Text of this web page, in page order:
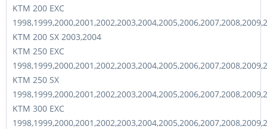
KTM 200 EXC
KTM 200 SX 2003,2004
KTM 250 EXC
KTM 250 SX
KTM 300 EXC